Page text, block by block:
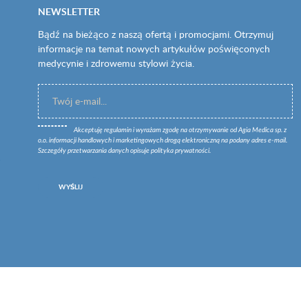
NEWSLETTER
Bądź na bieżąco z naszą ofertą i promocjami. Otrzymuj
informacje na temat nowych artykułów poświęconych
medycynie i zdrowemu stylowi życia.
Akceptuję regulamin i wyrażam zgodę na otrzymywanie od Agia Medica sp. z
o.o. informacji handlowych i marketingowych drogą elektroniczną na podany adres e-mail.
Szczegóły przetwarzania danych opisuje polityka prywatności
WYŚLIJ